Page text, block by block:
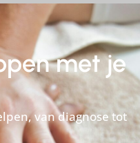
met je
van diagnose tot